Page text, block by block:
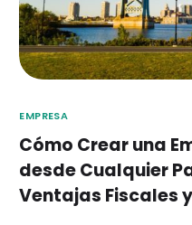
EMPRESA
Cómo Crear una
desde Cualquier
Ventajas Fiscales